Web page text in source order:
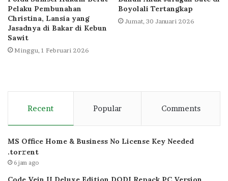
Pelaku Pembunahan
Christina, Lansia yang
Jasadnya di Bakar di Kebun
Sawit
Minggu, 1 Februari 2026
Boyolali Tertangkap
Jumat, 30 Januari 2026
Recent Popular Comments
MS Office Home & Business No License Key Needed
.tоr𝚛еnt
6 jam ago